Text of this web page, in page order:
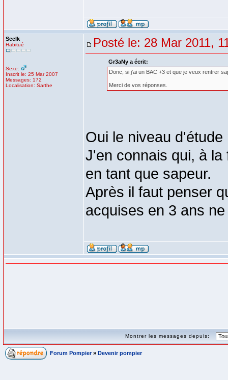
Seelk
Habitué
Sexe:
Inscrit le: 25 Mar 2007
Messages: 172
Localisation: Sarthe
Posté le: 28 Mar 2011,
Gr3aNy a écrit:
Donc, si j'ai un BAC +3 et que je veux rentrer
Merci de vos réponses.
Oui le niveau
J'en connais qui, à
en tant que sapeur.
Après il faut penser
acquises en 3 ans
Montrer les messages depuis:
Forum Pompier » Devenir pompier